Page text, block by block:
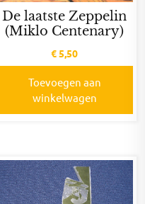
De laatste Zeppelin
(Miklo Centenary)
€5,50
Toevoegen aan
winkelwagen